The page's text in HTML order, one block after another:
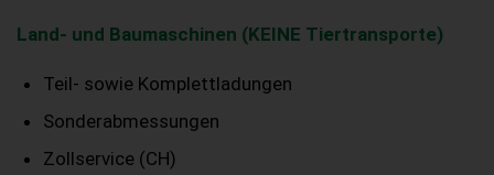
Land- und Baumaschinen (KEINE Tiertransporte)
Teil- sowie Komplettladungen
Sonderabmessungen
Zollservice (CH)